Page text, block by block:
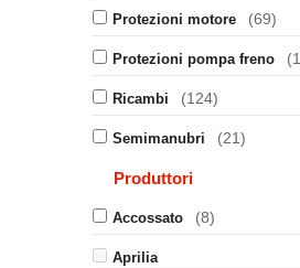
Protezioni motore (69)
Protezioni pompa freno
Ricambi (124)
Semimanubri (21)
Produttori
Accossato (8)
Aprilia